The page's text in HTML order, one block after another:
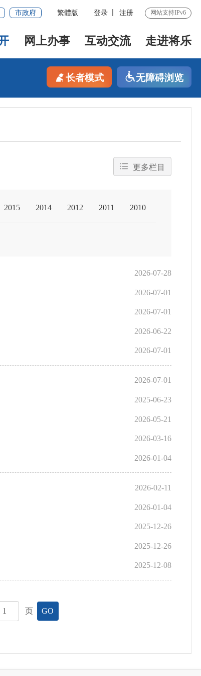
市政府 繁體版 登录 注册 网站支持IPv6
网上办事 互动交流 走进将乐
长者模式 无障碍浏览
更多栏目
2015 2014 2012 2011 2010
2026-07-28
2026-07-01
2026-07-01
2026-06-22
2026-07-01
2026-07-01
2025-06-23
2026-05-21
2026-03-16
2026-01-04
2026-02-11
2026-01-04
2025-12-26
2025-12-26
2025-12-08
页 GO